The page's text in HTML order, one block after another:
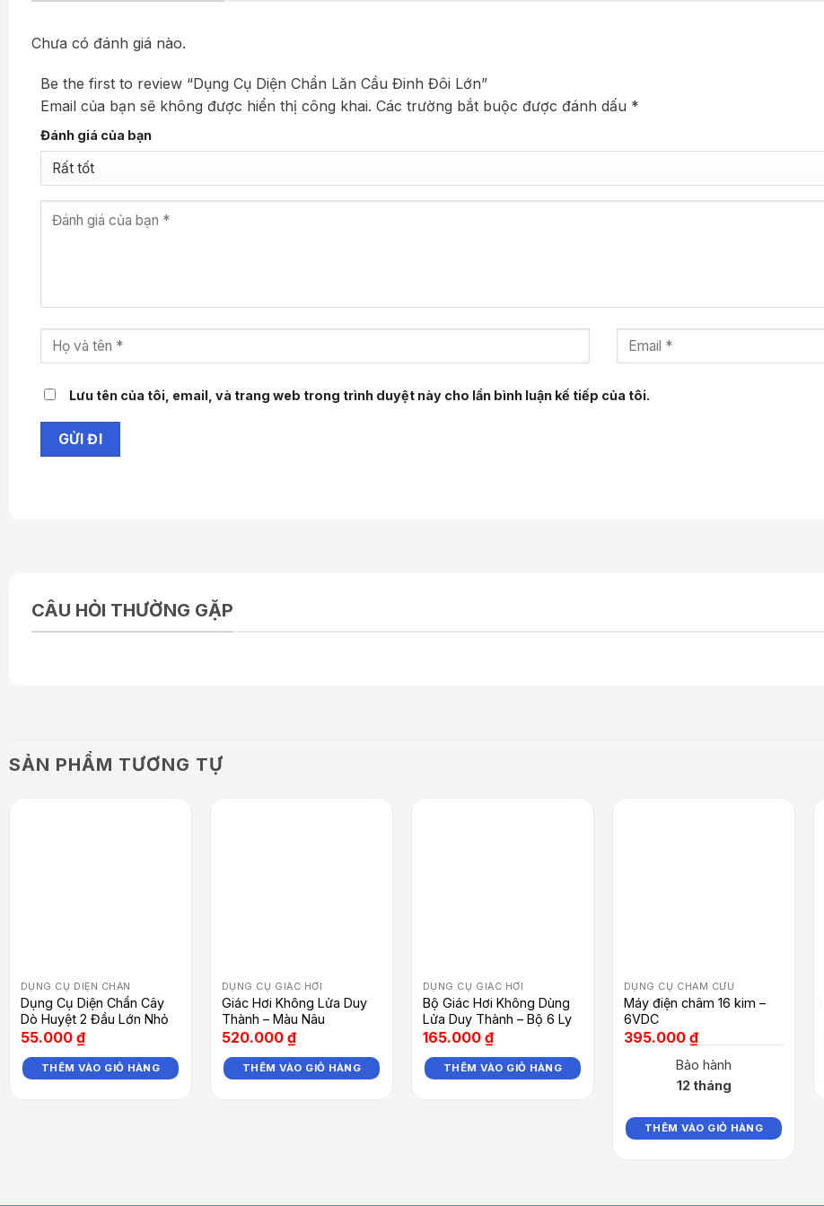
Chưa có đánh giá nào.
Be the first to review “Dụng Cụ Diện Chẩn Lăn Cầu Đinh Đôi Lớn”
Email của bạn sẽ không được hiển thị công khai. Các trường bắt buộc được đánh dấu *
Đánh giá của bạn
Lưu tên của tôi, email, và trang web trong trình duyệt này cho lần bình luận kế tiếp của tôi.
CÂU HỎI THƯỜNG GẶP
SẢN PHẨM TƯƠNG TỰ
DỤNG CỤ DIỆN CHẨN
Dụng Cụ Diện Chẩn Cây
Dò Huyệt 2 Đầu Lớn Nhỏ
55.000 ₫
THÊM VÀO GIỎ HÀNG
DỤNG CỤ GIÁC HƠI
Giác Hơi Không Lửa Duy
Thành – Màu Nâu
520.000 ₫
THÊM VÀO GIỎ HÀNG
DỤNG CỤ GIÁC HƠI
Bộ Giác Hơi Không Dùng
Lửa Duy Thành – Bộ 6 Ly
165.000 ₫
THÊM VÀO GIỎ HÀNG
DỤNG CỤ CHÂM CỨU
Máy điện châm 16 kim –
6VDC
395.000 ₫
Bảo hành
12 tháng
THÊM VÀO GIỎ HÀNG